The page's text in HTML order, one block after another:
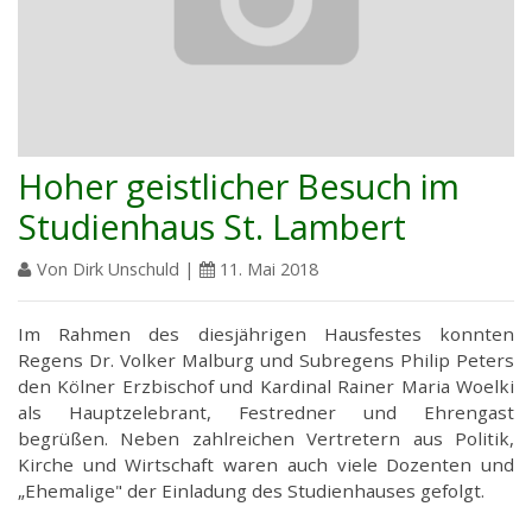
Hoher geistlicher Besuch im
Studienhaus St. Lambert
Von Dirk Unschuld | 11. Mai 2018
Im Rahmen des diesjährigen Hausfestes konnten
Regens Dr. Volker Malburg und Subregens Philip Peters
den Kölner Erzbischof und Kardinal Rainer Maria Woelki
als Hauptzelebrant, Festredner und Ehrengast
begrüßen. Neben zahlreichen Vertretern aus Politik,
Kirche und Wirtschaft waren auch viele Dozenten und
„Ehemalige" der Einladung des Studienhauses gefolgt.